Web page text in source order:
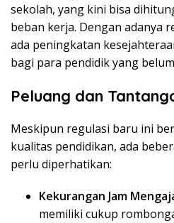
sekolah, yang kini bisa
beban kerja. Dengan adanya
ada peningkatan
bagi para pendidik yang
Peluang dan
Meskipun regulasi baru ini
kualitas pendidikan, ada
perlu diperhatikan:
Kekurangan Jam
memiliki cukup